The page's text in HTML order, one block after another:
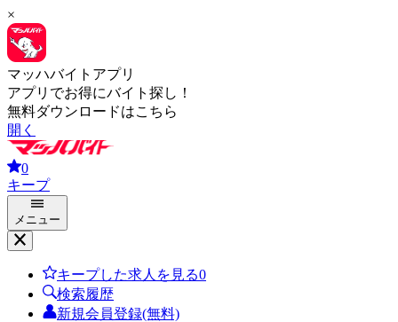
×
マッハバイトアプリ
アプリでお得にバイト探し！
無料ダウンロードはこちら
開く
0
キープ
メニュー
キープした求人を見る0
検索履歴
新規会員登録(無料)